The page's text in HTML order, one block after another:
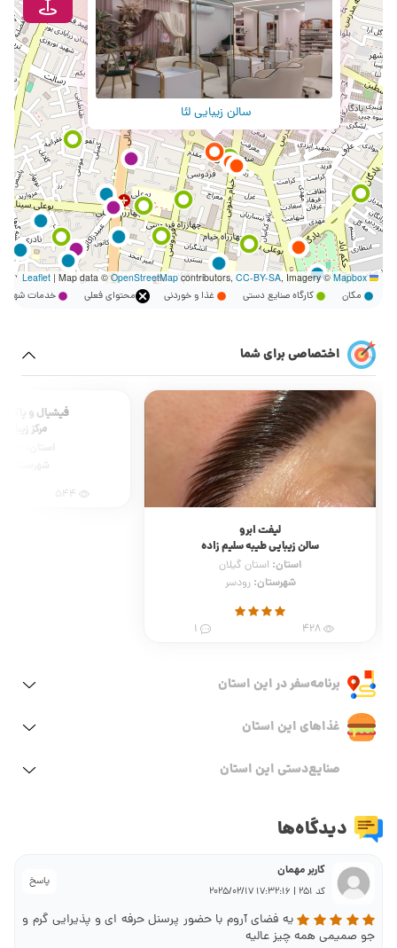
سالن زیبایی لئا
Leaflet
| Map data ©OpenStreetMapcontributors, CC-BY-SA, Imagery ©Mapbox
مکان کارگاه صنایع دستی غذا و خوردنی محتوای فعلی خدمات
اختصاصی برای شما
لیفت ابرو
سالن زیبایی طیبه سلیم زاده
استان: استان گیلان
شهرستان:رودسر
428
فیشیال و
مرکز
544
برنامه‌سفر‌ در این استان
غذاهای این استان
صنایع‌دستی این استان
دیدگاه‌ها
پاسخ
کاربر مهمان
کد 251 | 17:32:16 2025/02/17
یه فضای آروم با حضور پرسنل حرفه ای و پذیرایی گرم و
جو صمیمی همه چیز عالیه